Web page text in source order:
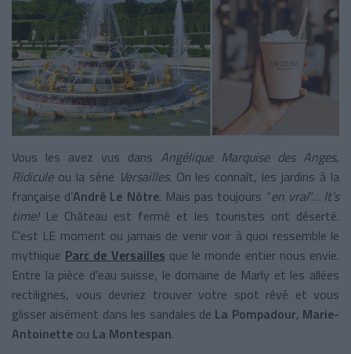
Vous les avez vus dans Angélique Marquise des Anges,
Ridiculeou la série Versailles. On les connaît, les jardins à la
française d’André Le Nôtre. Mais pas toujours “en vrai”… It’s
time!Le Château est fermé et les touristes ont déserté.
C’est LE moment ou jamais de venir voir à quoi ressemble le
mythique Parc de Versailles que le monde entier nous envie.
Entre la pièce d’eau suisse, le domaine de Marly et les allées
rectilignes, vous devriez trouver votre spot rêvé et vous
glisser aisément dans les sandales de La Pompadour, Marie-
Antoinette ou La Montespan.